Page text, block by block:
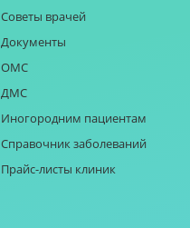
Советы врачей
Документы
ОМС
ДМС
Иногородним пациентам
Справочник заболеваний
Прайс-листы клиник